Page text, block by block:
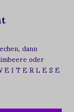
dann
oder
I T E R L E S E